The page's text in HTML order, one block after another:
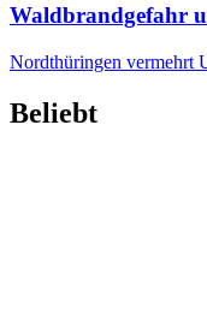
Waldbrandgefahr
Nordthüringen vermehrt
Beliebt